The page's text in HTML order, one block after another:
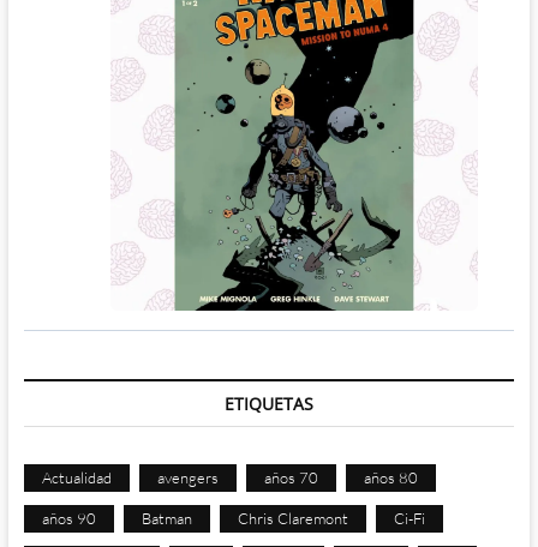
ETIQUETAS
Actualidad avengers años 70 años 80
años 90 Batman Chris Claremont Ci-Fi